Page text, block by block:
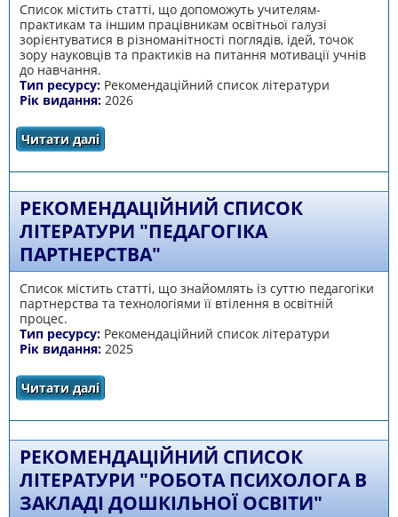
Список містить статті, що допоможуть учителям-
практикам та іншим працівникам освітньої галузі
зорієнтуватися в різноманітності поглядів, ідей, точок
зору науковців та практиків на питання мотивації учнів
до навчання.
Тип ресурсу: Рекомендаційний список літератури
Рік видання: 2026
Читати далі
процесу"
РЕКОМЕНДАЦІЙНИЙ СПИСОК
ЛІТЕРАТУРИ "ПЕДАГОГІКА
ПАРТНЕРСТВА"
Список містить статті, що знайомлять із суттю педагогіки
партнерства та технологіями її втілення в освітній
процес.
Тип ресурсу: Рекомендаційний список літератури
Рік видання: 2025
Читати далі
РЕКОМЕНДАЦІЙНИЙ СПИСОК
ЛІТЕРАТУРИ "РОБОТА ПСИХОЛОГА В
ЗАКЛАДІ ДОШКІЛЬНОЇ ОСВІТИ"